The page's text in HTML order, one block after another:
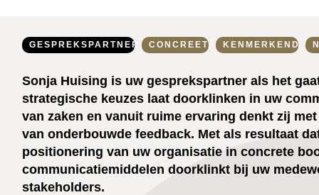
GESPREKSPARTNER CONCREET KENMERKEND
Sonja Huising is uw gesprekspartner als het
strategische keuzes laat doorklinken in uw
van zaken en vanuit ruime ervaring denkt zij
van onderbouwde feedback. Met als resultaat
positionering van uw organisatie in concrete
communicatiemiddelen doorklinkt bij uw
stakeholders.